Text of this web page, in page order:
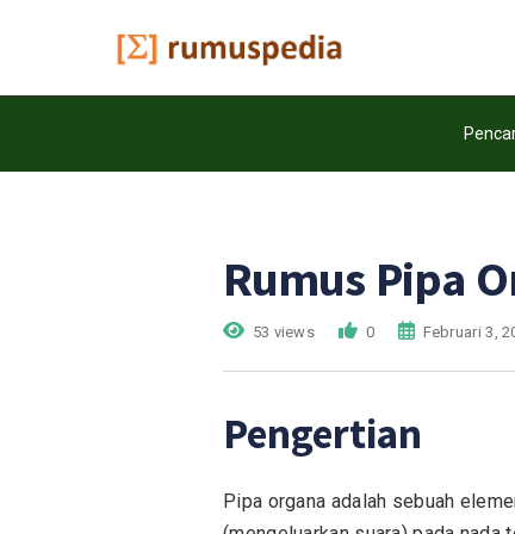
Rumus Pipa
53 views 0 Februari 3,
Pengertian
Pipa organa adalah sebuah